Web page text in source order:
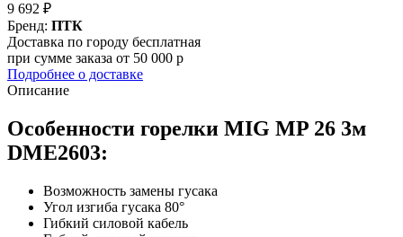
9 692 ₽
Бренд: ПТК
Доставка по городу бесплатная
при сумме заказа от 50 000 р
Подробнее о доставке
Описание
Особенности горелки MIG MP 26 3м
DME2603:
Возможность замены гусака
Угол изгиба гусака 80°
Гибкий силовой кабель